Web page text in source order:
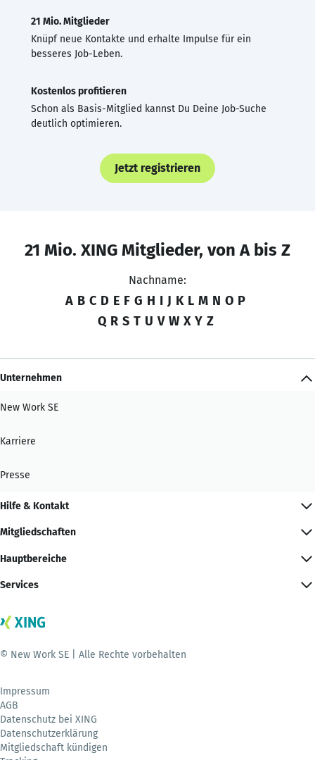
21 Mio. Mitglieder
Knüpf neue Kontakte und erhalte Impulse für ein
besseres Job-Leben.
Kostenlos profitieren
Schon als Basis-Mitglied kannst Du Deine Job-Suche
deutlich optimieren.
Jetzt registrieren
21 Mio. XING Mitglieder, von A bis Z
Nachname:
A B C D E F G H I J K L M N O P
Q R S T U V W X Y Z
Unternehmen
New Work SE
Karriere
Presse
Hilfe & Kontakt
Mitgliedschaften
Hauptbereiche
Services
© New Work SE | Alle Rechte vorbehalten
Impressum
AGB
Datenschutz bei XING
Datenschutzerklärung
Mitgliedschaft kündigen